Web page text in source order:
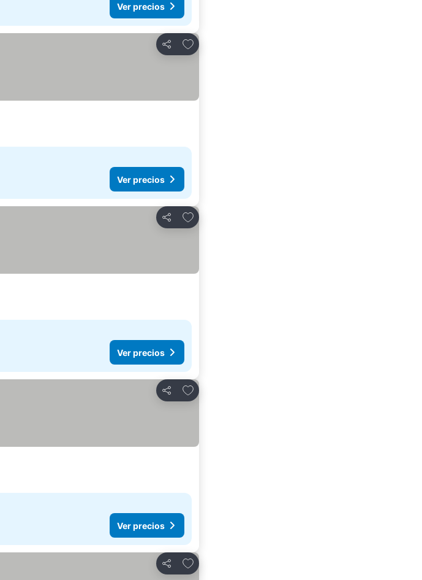
Ver precios
Compartir
Añadir a favoritos
Ver precios
Compartir
Añadir a favoritos
Ver precios
Compartir
Añadir a favoritos
Ver precios
Compartir
Añadir a favoritos